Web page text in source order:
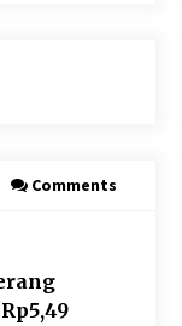
Comments